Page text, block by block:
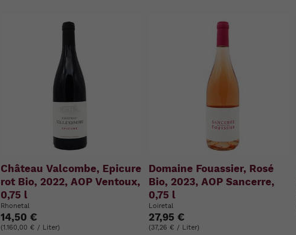
Château Valcombe, Epicure
rot Bio, 2022, AOP Ventoux,
0,75 l
Rhonetal
14,50 €
(1.160,00 € / Liter)
Domaine Fouassier, Rosé
Bio, 2023, AOP Sancerre,
0,75 l
Loiretal
27,95 €
(37,26 € / Liter)